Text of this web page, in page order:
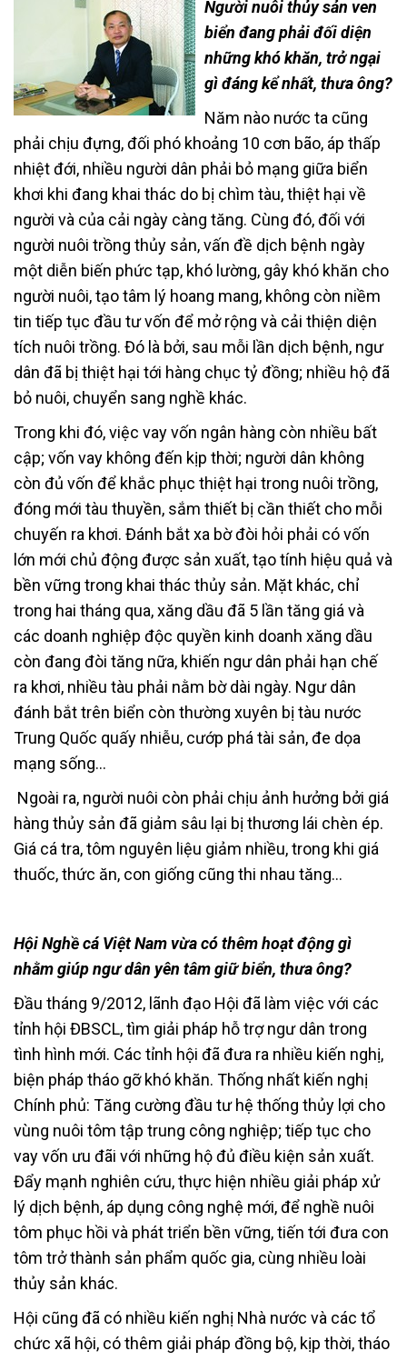
Người nuôi thủy sản ven
biển đang phải đối diện
những khó khăn, trở ngại
gì đáng kể nhất, thưa ông?
Năm nào nước ta cũng
phải chịu đựng, đối phó khoảng 10 cơn bão, áp thấp
nhiệt đới, nhiều người dân phải bỏ mạng giữa biển
khơi khi đang khai thác do bị chìm tàu, thiệt hại về
người và của cải ngày càng tăng. Cùng đó, đối với
người nuôi trồng thủy sản, vấn đề dịch bệnh ngày
một diễn biến phức tạp, khó lường, gây khó khăn cho
người nuôi, tạo tâm lý hoang mang, không còn niềm
tin tiếp tục đầu tư vốn để mở rộng và cải thiện diện
tích nuôi trồng. Đó là bởi, sau mỗi lần dịch bệnh, ngư
dân đã bị thiệt hại tới hàng chục tỷ đồng; nhiều hộ đã
bỏ nuôi, chuyển sang nghề khác.
Trong khi đó, việc vay vốn ngân hàng còn nhiều bất
cập; vốn vay không đến kịp thời; người dân không
còn đủ vốn để khắc phục thiệt hại trong nuôi trồng,
đóng mới tàu thuyền, sắm thiết bị cần thiết cho mỗi
chuyến ra khơi. Đánh bắt xa bờ đòi hỏi phải có vốn
lớn mới chủ động được sản xuất, tạo tính hiệu quả và
bền vững trong khai thác thủy sản. Mặt khác, chỉ
trong hai tháng qua, xăng dầu đã 5 lần tăng giá và
các doanh nghiệp độc quyền kinh doanh xăng dầu
còn đang đòi tăng nữa, khiến ngư dân phải hạn chế
ra khơi, nhiều tàu phải nằm bờ dài ngày. Ngư dân
đánh bắt trên biển còn thường xuyên bị tàu nước
Trung Quốc quấy nhiễu, cướp phá tài sản, đe dọa
mạng sống…
Ngoài ra, người nuôi còn phải chịu ảnh hưởng bởi giá
hàng thủy sản đã giảm sâu lại bị thương lái chèn ép.
Giá cá tra, tôm nguyên liệu giảm nhiều, trong khi giá
thuốc, thức ăn, con giống cũng thi nhau tăng…
Hội Nghề cá Việt Nam vừa có thêm hoạt động gì
nhằm giúp ngư dân yên tâm giữ biển, thưa ông?
Đầu tháng 9/2012, lãnh đạo Hội đã làm việc với các
tỉnh hội ĐBSCL, tìm giải pháp hỗ trợ ngư dân trong
tình hình mới. Các tỉnh hội đã đưa ra nhiều kiến nghị,
biện pháp tháo gỡ khó khăn. Thống nhất kiến nghị
Chính phủ: Tăng cường đầu tư hệ thống thủy lợi cho
vùng nuôi tôm tập trung công nghiệp; tiếp tục cho
vay vốn ưu đãi với những hộ đủ điều kiện sản xuất.
Đẩy mạnh nghiên cứu, thực hiện nhiều giải pháp xử
lý dịch bệnh, áp dụng công nghệ mới, để nghề nuôi
tôm phục hồi và phát triển bền vững, tiến tới đưa con
tôm trở thành sản phẩm quốc gia, cùng nhiều loài
thủy sản khác.
Hội cũng đã có nhiều kiến nghị Nhà nước và các tổ
chức xã hội, có thêm giải pháp đồng bộ, kịp thời, tháo